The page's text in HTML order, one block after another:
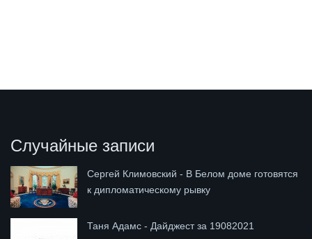
Случайные записи
Сергей Климовский - В Белом доме готовятся
к дипломатическому рывку
Таня Адамс - Дайджест за 19082021